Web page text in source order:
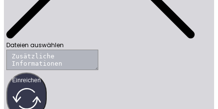
Dateien auswählen
Einreichen